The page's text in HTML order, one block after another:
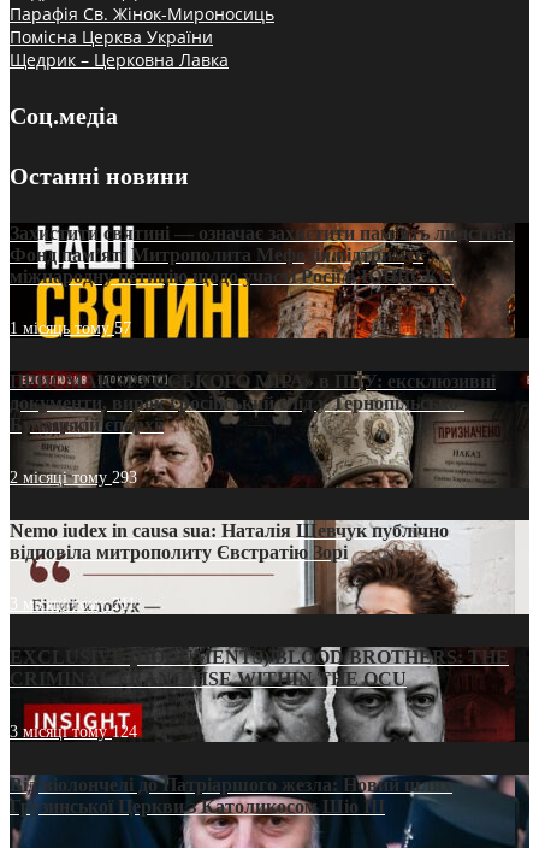
Парафія Св. Жінок-Мироносиць
Помісна Церква України
Щедрик – Церковна Лавка
Соц.медіа
Останні новини
Захистити святині — означає захистити пам’ять людства:
Фонд пам’яті Митрополита Мефодія підтримує
міжнародну петицію щодо участі Росії в ЮНЕСКО
1 місяць тому57
ПРИСМАК «РУССЬКОГО МІРА» в ПЦУ: ексклюзивні
документи, вирок і російський слід у Тернопільсько-
Бучацькій єпархії
2 місяці тому 293
Nemo iudex in causa sua: Наталія Шевчук публічно
відповіла митрополиту Євстратію Зорі
3 місяці тому211
EXCLUSIVE (DOCUMENTS)/BLOOD BROTHERS: THE
CRIMINAL FRANCHISE WITHIN THE OCU
3 місяці тому124
Від віолончелі до Патріаршого жезла: Новий шлях
Грузинської Церкви з Католикосом Шіо III